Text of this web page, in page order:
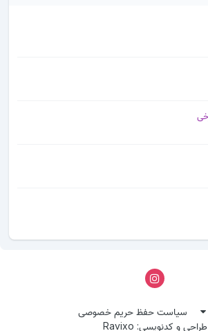
سیاست حفظ حریم خصوصی
طراحی و کدنویسی: Ravixo